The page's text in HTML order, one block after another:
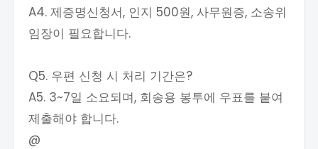
A4. 제증명신청서, 인지 500원, 사무원증, 소송위
임장이 필요합니다.
Q5. 우편 신청 시 처리 기간은?
A5. 3~7일 소요되며, 회송용 봉투에 우표를 붙여
제출해야 합니다.
@